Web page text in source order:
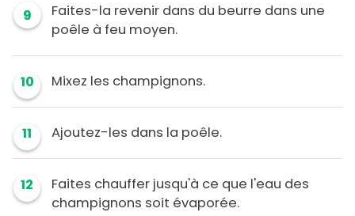
9
Faites-la revenir dans du beurre dans une
poêle à feu moyen.
10 Mixez les champignons.
11 Ajoutez-les dans la poêle.
12
Faites chauffer jusqu'à ce que l'eau des
champignons soit évaporée.